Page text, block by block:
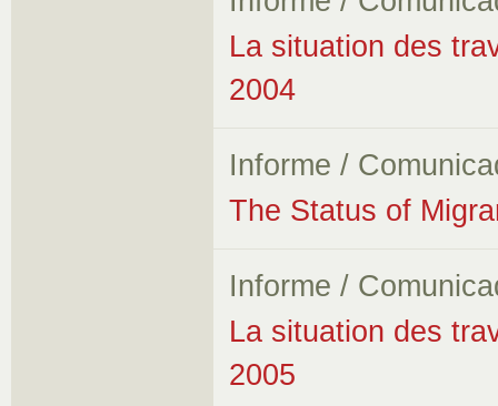
La situation des
2004
Informe /
The Status of
Informe /
La situation des
2005